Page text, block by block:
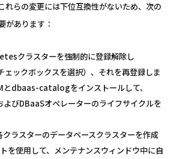
れらの変更には下位互換性がないため、次の
があります：
クラスターを強制的に登録解除し
ェックボックスを選択）、それを再登録しま
とdbaas-catalogをインストールして、
よびDBaaSオペレーターのライフサイクルを
クラスターのデータベースクラスターを作成
を使用して、メンテナンスウィンドウ中に自